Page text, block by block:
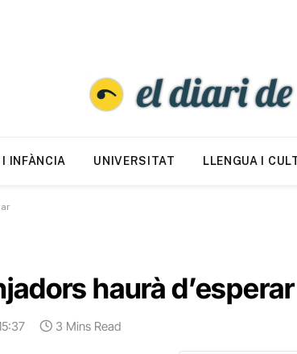
INFÀNCIA UNIVERSITAT LLENGUA I
haurà d’esperar
3 Mins Read